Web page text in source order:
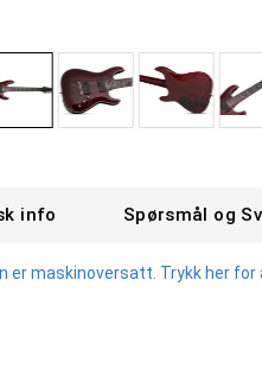
info Spørsmål og
er maskinoversatt. Trykk her for